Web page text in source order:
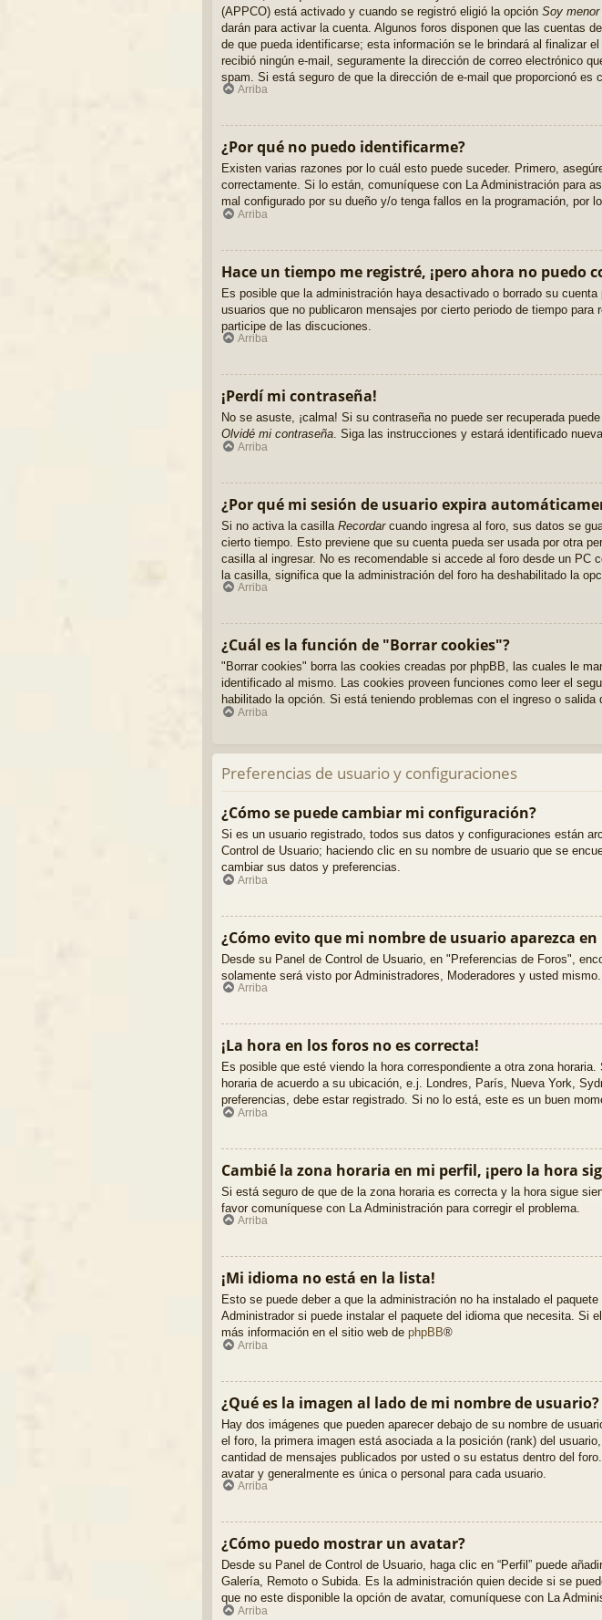
(APPCO) está activado y cuando se registró eligió la opción Soy
darán para activar la cuenta. Algunos foros disponen que las cuentas
de que pueda identificarse; esta información se le brindará al finalizar
recibió ningún e-mail, seguramente la dirección de correo electrónico
spam. Si está seguro de que la dirección de e-mail que proporcionó es
Arriba
¿Por qué no puedo identificarme?
Existen varias razones por lo cuál esto puede suceder. Primero,
correctamente. Si lo están, comuníquese con La Administración para
mal configurado por su dueño y/o tenga fallos en la programación, por
Arriba
Hace un tiempo me registré, ¡pero ahora no puedo
Es posible que la administración haya desactivado o borrado su
usuarios que no publicaron mensajes por cierto periodo de tiempo
participe de las discuciones.
Arriba
¡Perdí mi contraseña!
No se asuste, ¡calma! Si su contraseña no puede ser recuperada
Olvidé mi contraseña. Siga las instrucciones y estará identificado
Arriba
¿Por qué mi sesión de usuario expira
Si no activa la casilla Recordarcuando ingresa al foro, sus datos se
cierto tiempo. Esto previene que su cuenta pueda ser usada por otra
casilla al ingresar. No es recomendable si accede al foro desde un
la casilla, significa que la administración del foro ha deshabilitado la
Arriba
¿Cuál es la función de "Borrar cookies"?
"Borrar cookies" borra las cookies creadas por phpBB, las cuales le
identificado al mismo. Las cookies proveen funciones como leer el
habilitado la opción. Si está teniendo problemas con el ingreso o
Arriba
Preferencias de usuario y configuraciones
¿Cómo se puede cambiar mi configuración?
Si es un usuario registrado, todos sus datos y configuraciones están
Control de Usuario; haciendo clic en su nombre de usuario que se
cambiar sus datos y preferencias.
Arriba
¿Cómo evito que mi nombre de usuario aparezca
Desde su Panel de Control de Usuario, en "Preferencias de Foros",
solamente será visto por Administradores, Moderadores y usted
Arriba
¡La hora en los foros no es correcta!
Es posible que esté viendo la hora correspondiente a otra zona
horaria de acuerdo a su ubicación, e.j. Londres, París, Nueva York,
preferencias, debe estar registrado. Si no lo está, este es un buen
Arriba
Cambié la zona horaria en mi perfil, ¡pero la hora
Si está seguro de que de la zona horaria es correcta y la hora sigue
favor comuníquese con La Administración para corregir el problema.
Arriba
¡Mi idioma no está en la lista!
Esto se puede deber a que la administración no ha instalado el
Administrador si puede instalar el paquete del idioma que necesita. Si
más información en el sitio web de phpBB®
Arriba
¿Qué es la imagen al lado de mi nombre de usuario?
Hay dos imágenes que pueden aparecer debajo de su nombre de
el foro, la primera imagen está asociada a la posición (rank) del
cantidad de mensajes publicados por usted o su estatus dentro del
avatar y generalmente es única o personal para cada usuario.
Arriba
¿Cómo puedo mostrar un avatar?
Desde su Panel de Control de Usuario, haga clic en “Perfil” puede
Galería, Remoto o Subida. Es la administración quien decide si se
que no este disponible la opción de avatar, comuníquese con La
Arriba